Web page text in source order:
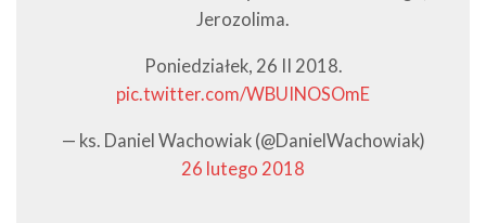
Jerozolima.
Poniedziałek, 26 II 2018.
pic.twitter.com/WBUINOSOmE
— ks. Daniel Wachowiak (@DanielWachowiak)
26 lutego 2018